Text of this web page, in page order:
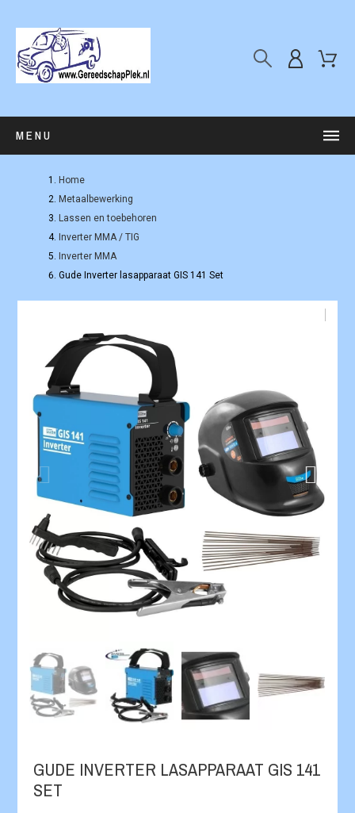
MENU
Home
Metaalbewerking
Lassen en toebehoren
Inverter MMA / TIG
Inverter MMA
Gude Inverter lasapparaat GIS 141 Set
GUDE INVERTER LASAPPARAAT GIS 141
SET